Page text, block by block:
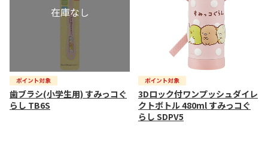
歯ブラシ(小学生用) すみっコぐ
らし TB6S
3Dロック付ワンプッシュダイレ
クトボトル 480ml すみっコぐ
らし SDPV5